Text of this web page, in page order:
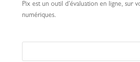
Pix est un outil d’évaluation en ligne, sur
numériques.